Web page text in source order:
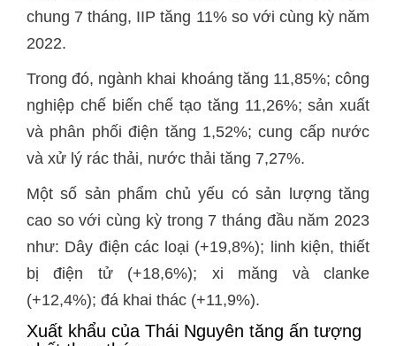
chung 7 tháng, IIP tăng 11% so với cùng kỳ năm
2022.
Trong đó, ngành khai khoáng tăng 11,85%; công
nghiệp chế biến chế tạo tăng 11,26%; sản xuất
và phân phối điện tăng 1,52%; cung cấp nước
và xử lý rác thải, nước thải tăng 7,27%.
Một số sản phẩm chủ yếu có sản lượng tăng
cao so với cùng kỳ trong 7 tháng đầu năm 2023
như: Dây điện các loại (+19,8%); linh kiện, thiết
bị điện tử (+18,6%); xi măng và clanke
(+12,4%); đá khai thác (+11,9%).
Xuất khẩu của Thái Nguyên tăng ấn tượng